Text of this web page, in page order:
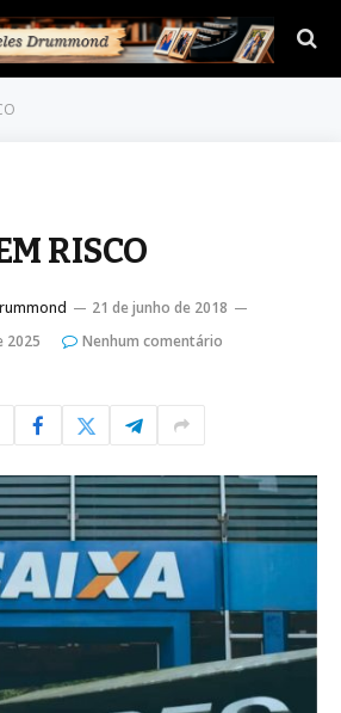
RISCO
21 de junho de 2018
2025
Nenhum comentário